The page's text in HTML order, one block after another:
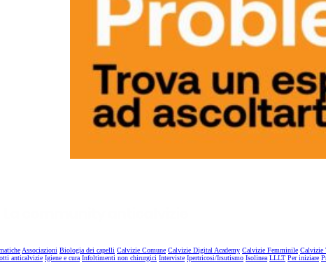
Associazioni Biologia dei capelli Calvizie Comune Calvizie Digital Academy Calvizie Femminile Calvizie
anticalvizie Igiene e cura Infoltimenti non chirurgici Interviste Ipertricosi/Irsutismo Isolinea LLLT Per iniziare